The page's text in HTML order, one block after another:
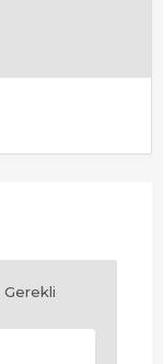
Gerekli